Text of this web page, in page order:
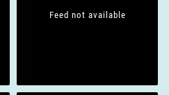
Feed not available